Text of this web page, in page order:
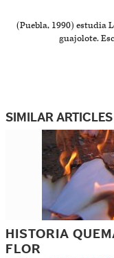
(Puebla, 1990) estudia
guajolote.
SIMILAR ARTICLES
HISTORIA
FLOR